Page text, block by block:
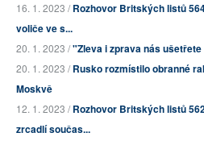
16. 1. 2023 /Rozhovor Britských listů
voliče ve s...
20. 1. 2023 /"Zleva i zprava nás
20. 1. 2023 /Rusko rozmístilo obranné
Moskvě
12. 1. 2023 /Rozhovor Britských listů
zrcadlí součas...